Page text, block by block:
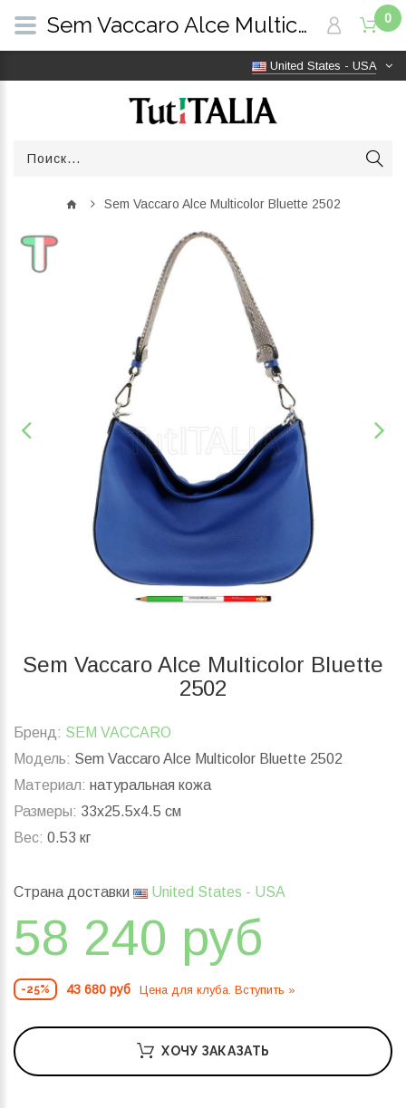
United States - USA
0
Sem Vaccaro Alce Multicolor Bluette 2502
Sem Vaccaro Alce Multicolor Bluette
2502
Бренд: SEM VACCARO
Модель: Sem Vaccaro Alce Multicolor Bluette 2502
Материал: натуральная кожа
Размеры: 33x25.5x4.5 см
Вес: 0.53 кг
Страна доставки United States - USA
58 240 руб
-25% 43 680 руб Цена для клуба. Вступить »
ХОЧУ ЗАКАЗАТЬ
Sem Vaccaro Alce Multicolor Bluette 2502 | TutITALIA